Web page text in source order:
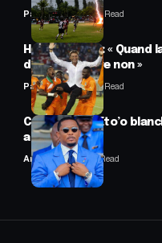
Panafrofoot2 Min Read
Hervé Renard : « Quand
difficile de dire non »
Panafrofoot2 Min Read
CAF : Samuel Eto’o
annulées
Anselme AVI2 Min Read